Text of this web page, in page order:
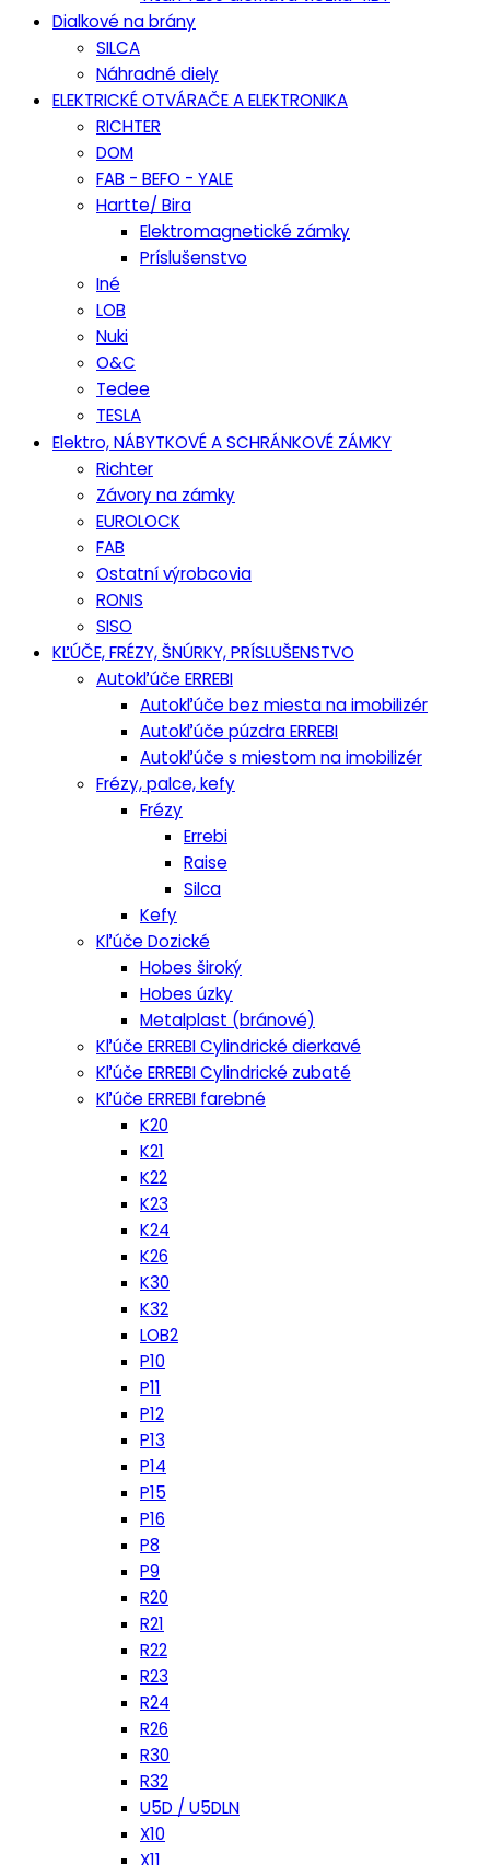
Dialkové na brány
SILCA
Náhradné diely
ELEKTRICKÉ OTVÁRAČE A ELEKTRONIKA
RICHTER
DOM
FAB - BEFO - YALE
Hartte/ Bira
Elektromagnetické zámky
Príslušenstvo
Iné
LOB
Nuki
O&C
Tedee
TESLA
Elektro, NÁBYTKOVÉ A SCHRÁNKOVÉ ZÁMKY
Richter
Závory na zámky
EUROLOCK
FAB
Ostatní výrobcovia
RONIS
SISO
KĽÚČE, FRÉZY, ŠNÚRKY, PRÍSLUŠENSTVO
Autokľúče ERREBI
Autokľúče bez miesta na imobilizér
Autokľúče púzdra ERREBI
Autokľúče s miestom na imobilizér
Frézy, palce, kefy
Frézy
Errebi
Raise
Silca
Kefy
Kľúče Dozické
Hobes široký
Hobes úzky
Metalplast (bránové)
Kľúče ERREBI Cylindrické dierkavé
Kľúče ERREBI Cylindrické zubaté
Kľúče ERREBI farebné
K20
K21
K22
K23
K24
K26
K30
K32
LOB2
P10
P11
P12
P13
P14
P15
P16
P8
P9
R20
R21
R22
R23
R24
R26
R30
R32
U5D / U5DLN
X10